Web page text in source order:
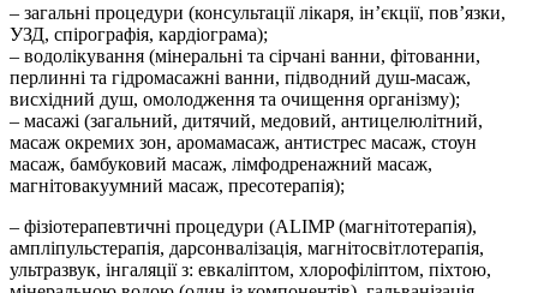
– загальні процедури (консультації лікаря, ін’єкції, пов’язки,
УЗД, спірографія, кардіограма);
– водолікування (мінеральні та сірчані ванни, фітованни,
перлинні та гідромасажні ванни, підводний душ-масаж,
висхідний душ, омолодження та очищення організму);
– масажі (загальний, дитячий, медовий, антицелюлітний,
масаж окремих зон, аромамасаж, антистрес масаж, стоун
масаж, бамбуковий масаж, лімфодренажний масаж,
магнітовакуумний масаж, пресотерапія);
– фізіотерапевтичні процедури (ALIMP (магнітотерапія),
ампліпульстерапія, дарсонвалізація, магнітосвітлотерапія,
ультразвук, інгаляції з: евкаліптом, хлорофіліптом, піхтою,